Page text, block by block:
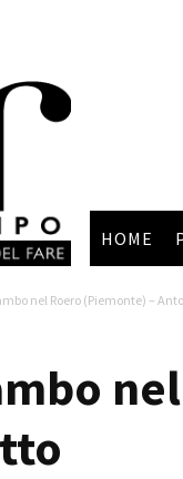
HOME
nel Roero (Piemonte) –